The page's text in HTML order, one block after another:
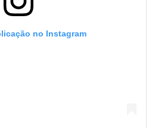
no Instagram